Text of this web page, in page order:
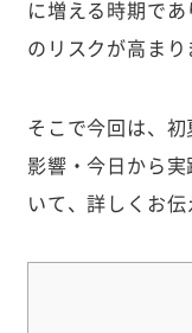
に増える時期で
のリスクが高まり
そこで今回は、
影響・今日から
いて、詳しくお伝